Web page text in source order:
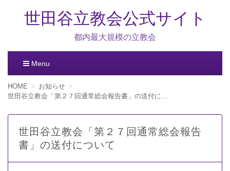
世田谷立教会公式サイト
都内最大規模の立教会
Menu
コ
ン
ン
へ
移
HOME
お知らせ
世田谷立教会「第２７回通常総会報告書」の送付について
世田谷立教会「第２７回通常総会報告
書」の送付について